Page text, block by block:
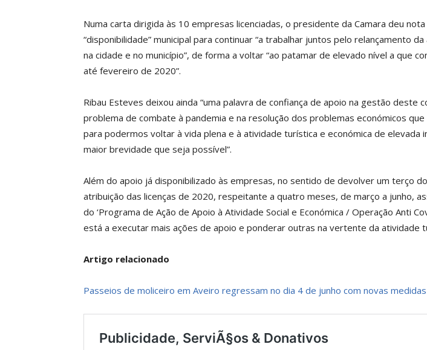
Numa carta dirigida às 10 empresas licenciadas, o presidente da Camara deu nota
“disponibilidade” municipal para continuar “a trabalhar juntos pelo relançamento
na cidade e no município”, de forma a voltar “ao patamar de elevado nível a que
até fevereiro de 2020”.
Ribau Esteves deixou ainda “uma palavra de confiança de apoio na gestão deste
problema de combate à pandemia e na resolução dos problemas económicos
para podermos voltar à vida plena e à atividade turística e económica de elevada
maior brevidade que seja possível”.
Além do apoio já disponibilizado às empresas, no sentido de devolver um terço
atribuição das licenças de 2020, respeitante a quatro meses, de março a junho,
do ‘Programa de Ação de Apoio à Atividade Social e Económica / Operação Anti
está a executar mais ações de apoio e ponderar outras na vertente da atividade
Artigo relacionado
Passeios de moliceiro em Aveiro regressam no dia 4 de junho com novas